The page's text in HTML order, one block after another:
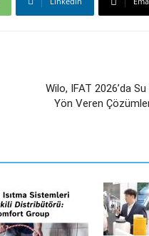
Wilo, IFAT 2026’da
Yön Veren